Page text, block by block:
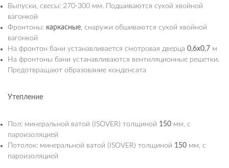
Выпуски, свесы: 270-300 мм. Подшиваются сухой хвойной
вагонкой
Фронтоны: каркасные, снаружи обшиваются сухой хвойной
вагонкой
На фронтон бани устанавливается смотровая дверца 0,6х0,7 м
На фронтоны бани устанавливаются вентиляционные решетки.
Предотвращают образование конденсата
Утепление
Пол: минеральной ватой (ISOVER) толщиной 150 мм, с
пароизоляцией
Потолок: минеральной ватой (ISOVER) толщиной 150 мм, с
пароизоляцией